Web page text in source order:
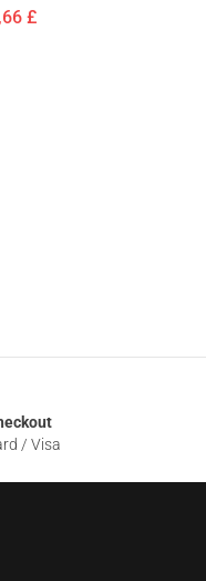
£
/ Visa